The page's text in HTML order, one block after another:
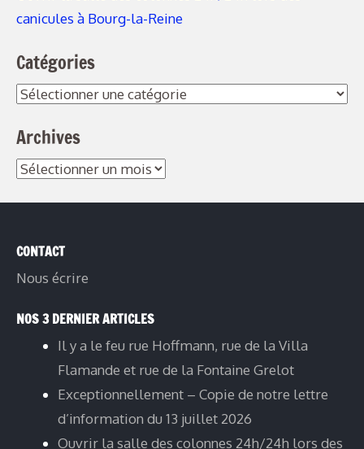
canicules à Bourg-la-Reine
Catégories
Archives
CONTACT
Nous écrire
NOS 3 DERNIER ARTICLES
Il y a le feu rue Hoffmann, rue de la Villa
Flamande et rue de la Fontaine Grelot
Exceptionnellement – Copie de notre lettre
d’information du 13 juillet 2026
Ouvrir la salle des colonnes 24h/24h lors des